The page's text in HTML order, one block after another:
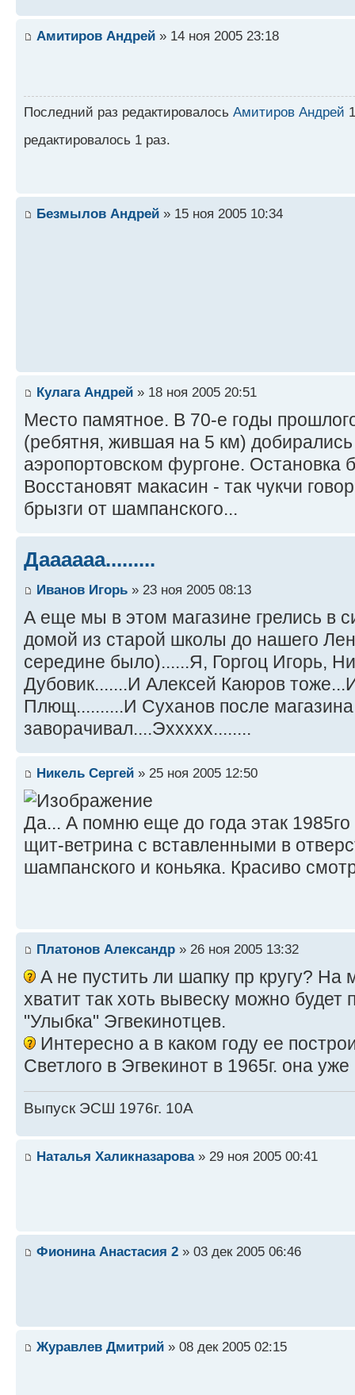
Амитиров Андрей » 14 ноя 2005 23:18
Последний раз редактировалось Амитиров Андрей
редактировалось 1 раз.
Безмылов Андрей » 15 ноя 2005 10:34
Кулага Андрей » 18 ноя 2005 20:51
Место памятное. В 70-е годы
(ребятня, жившая на 5 км)
аэропортовском фургоне. Остановка
Восстановят макасин - так чукчи
брызги от шампанского...
Даааааа.........
Иванов Игорь » 23 ноя 2005 08:13
А еще мы в этом магазине грелись в
домой из старой школы до нашего
середине было)......Я, Горгоц Игорь,
Дубовик.......И Алексей Каюров
Плющ..........И Суханов после магазина
заворачивал....Эххххх........
Никель Сергей » 25 ноя 2005 12:50
Да... А помню еще до года этак
щит-ветрина с вставленными в
шампанского и коньяка. Красиво
Платонов Александр » 26 ноя 2005 13:32
А не пустить ли шапку пр кругу? На
хватит так хоть вывеску можно будет
"Улыбка" Эгвекинотцев.
Интересно а в каком году ее
Светлого в Эгвекинот в 1965г. она
Выпуск ЭСШ 1976г. 10А
Наталья Халикназарова» 29 ноя 2005 00:41
Фионина Анастасия 2 » 03 дек 2005 06:46
Журавлев Дмитрий » 08 дек 2005 02:15